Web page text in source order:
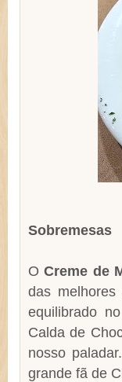
Sobremesas
OCreme de
das
equilibrado
Calda de
nosso
grande fã de